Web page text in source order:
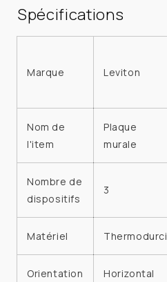
Spécifications
Marque Leviton
Nom de
l'item
Plaque
murale
Nombre de
dispositifs
3
Matériel Thermodurci
Orientation Horizontal